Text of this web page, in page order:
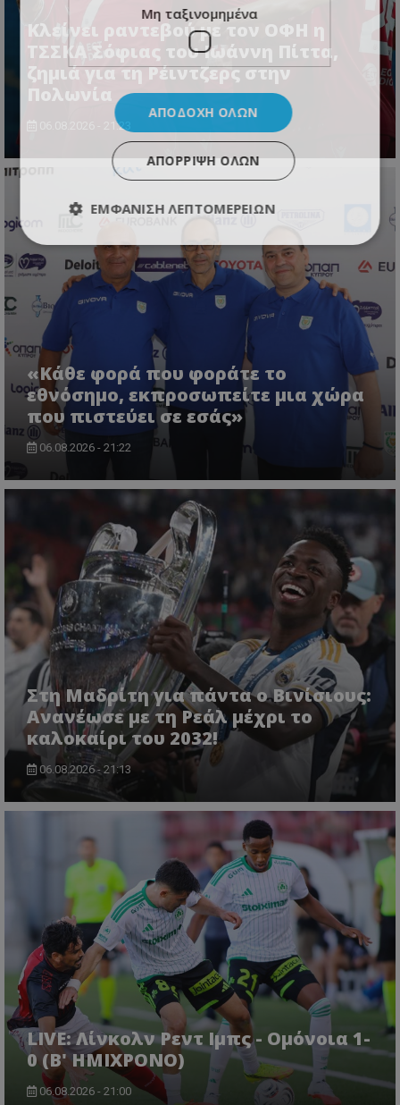
Κλείνει ραντεβού με τον ΟΦΗ η
ΤΣΣΚΑ Σόφιας του Ιωάννη Πίττα,
ζημιά για τη Ρέιντζερς στην
Πολωνία
06.08.2026 - 21:23
«Κάθε φορά που φοράτε το
εθνόσημο, εκπροσωπείτε μια χώρα
που πιστεύει σε εσάς»
06.08.2026 - 21:22
Στη Μαδρίτη για πάντα ο Βινίσιους:
Ανανέωσε με τη Ρεάλ μέχρι το
καλοκαίρι του 2032!
06.08.2026 - 21:13
LIVE: Λίνκολν Ρεντ Ιμπς - Ομόνοια 1-
0 (Β' ΗΜΙΧΡΟΝΟ)
06.08.2026 - 21:00
Μη ταξινομημένα
ΑΠΟΔΟΧΉ ΌΛΩΝ
ΑΠΌΡΡΙΨΗ ΌΛΩΝ
ΕΜΦΆΝΙΣΗ ΛΕΠΤΟΜΕΡΕΙΏΝ